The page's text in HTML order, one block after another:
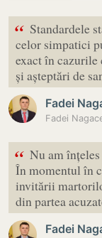
“ Standardele
celor simpatici
exact în cazurile
și așteptări de
Fadei
“ Nu am
În momentul în
invitării
din partea
Fadei